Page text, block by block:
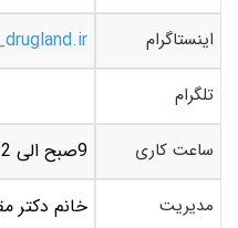
اینستاگرام drugland.ir_
تلگرام
ساعت کاری 9صبح الی 22
مدیریت خانم دکتر